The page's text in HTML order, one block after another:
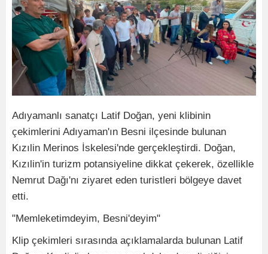
Adıyamanlı sanatçı Latif Doğan, yeni klibinin
çekimlerini Adıyaman'ın Besni ilçesinde bulunan
Kızılin Merinos İskelesi'nde gerçekleştirdi. Doğan,
Kızılin'in turizm potansiyeline dikkat çekerek, özellikle
Nemrut Dağı'nı ziyaret eden turistleri bölgeye davet
etti.
"Memleketimdeyim, Besni'deyim"
Klip çekimleri sırasında açıklamalarda bulunan Latif